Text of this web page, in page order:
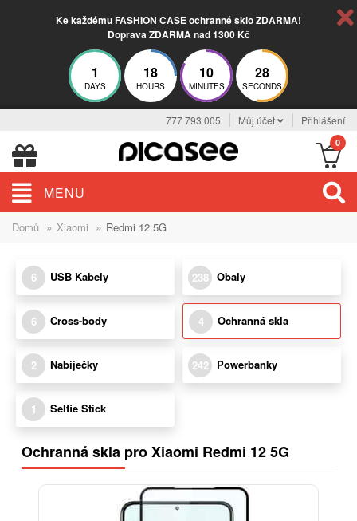
Ke každému FASHION CASE ochranné sklo ZDARMA!
Doprava ZDARMA nad 1300 Kč
1
DAYS
18
HOURS
10
MINUTES
27
SECONDS
777 793 005 Můj účet Přihlášení
0
MENU
Domů » Xiaomi » Redmi 12 5G
6 USB Kabely 238 Obaly
6 Cross-body 4 Ochranná skla
2 Nabíječky 242 Powerbanky
1 Selfie Stick
Ochranná skla pro Xiaomi Redmi 12 5G